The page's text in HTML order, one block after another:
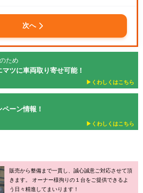
次へ
ため
ツに車両取り寄せ可能！
▶︎くわしくはこちら
ーン情報！
▶︎くわしくはこちら
販売から整備まで一貫し、誠心誠意ご対応させて頂
きます。 オーナー様拘りの１台をご提供できるよ
う日々精進してまいります！